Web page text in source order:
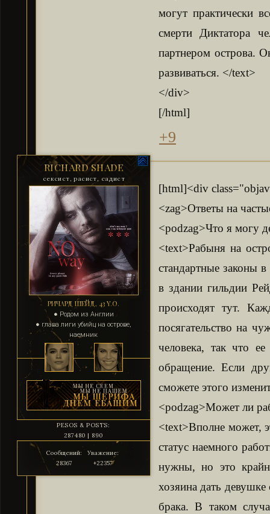
могут практически
смерти Диктатора
партнером острова.
развиваться. </text>
</div>
[/html]
+9
RICHARD SHADE
сексист, расист, садист
РИЧАРД ШЕЙД, 43 Y.O.
● Родом из Англии
● глава лиги убийц на острове,
наемник
PESOS & POSTS:
287480 | 890
Сообщений:
28367
Уважение:
+22357
[html]<div
<zag>Ответы на
<podzag>Что я могу
<text>Рабыня на
стандартные законы
в здании гильдии
происходят тут.
посягательство на
человека, так что
обращение. Если
сможете этого
<podzag>Может ли
<text>Вполне может,
статус наемного
нужны, но это
хозяина дать
брака. В таком